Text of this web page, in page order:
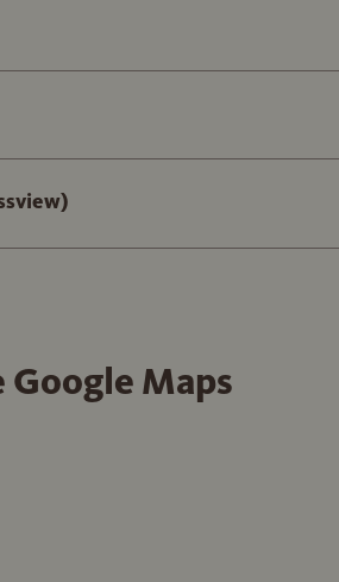
Google Maps